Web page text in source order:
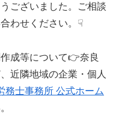
ございました。ご相談
わせください。☟
成等について👉奈良
近隣地域の企業・個人
務士事務所 公式ホーム